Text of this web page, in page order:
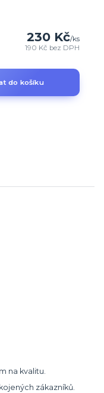
230 Kč/ks
190 Kč bez DPH
do košíku
na kvalitu.
zákazníků.